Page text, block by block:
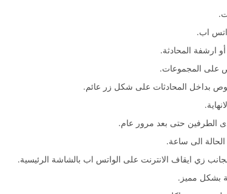
اب.
ارشفة المحادثة.
على المجموعات.
بداخل المحادثات على شكل زر عائم.
الطرفين حتى بعد مرور عام.
الى ساعة.
زي ايقاف الانترنت على الواتس اب بالشاشة الرئيسية.
بشكل مميز.